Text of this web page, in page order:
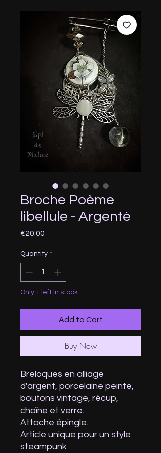
Broche Poème
libellule - Argenté
€20.00
Quantity *
Only 1 left in stock
Add to Cart
Buy Now
Breloques en alliage
d'argent, porcelaine peinte,
boutons vintage, récup,
chaîne et verre.
Attache épingle.
Article unique pour un style
steampunk